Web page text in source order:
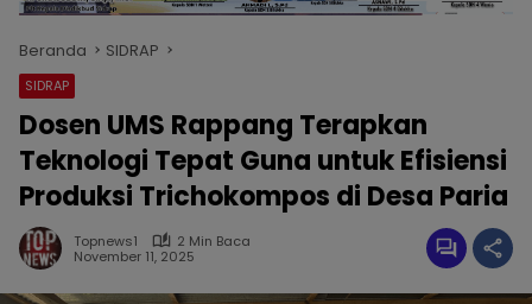
Beranda SIDRAP
SIDRAP
Dosen UMS Rappang Terapkan
Teknologi Tepat Guna untuk Efisiensi
Produksi Trichokompos di Desa Paria
Topnews1
2 Min Baca
November 11, 2025